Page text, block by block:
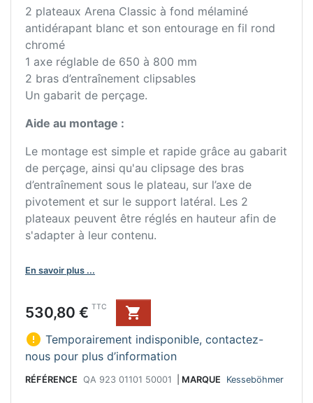
2 plateaux Arena Classic à fond mélaminé
antidérapant blanc et son entourage en fil rond
chromé
1 axe réglable de 650 à 800 mm
2 bras d’entraînement clipsables
Un gabarit de perçage.
Aide au montage :
Le montage est simple et rapide grâce au gabarit
de perçage, ainsi qu'au clipsage des bras
d’entraînement sous le plateau, sur l’axe de
pivotement et sur le support latéral. Les 2
plateaux peuvent être réglés en hauteur afin de
s'adapter à leur contenu.
En savoir plus ...
Prix
530,80 € TTC

 Temporairement indisponible, contactez-
nous pour plus d’information
RÉFÉRENCE QA 923 01101 50001 MARQUE Kesseböhmer